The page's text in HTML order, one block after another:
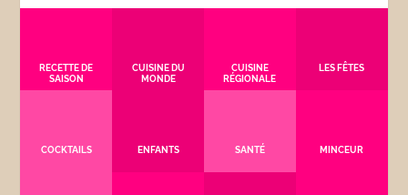
RECETTE DE
SAISON
CUISINE DU
MONDE
CUISINE
RÉGIONALE
LES FÊTES
COCKTAILS ENFANTS SANTÉ MINCEUR